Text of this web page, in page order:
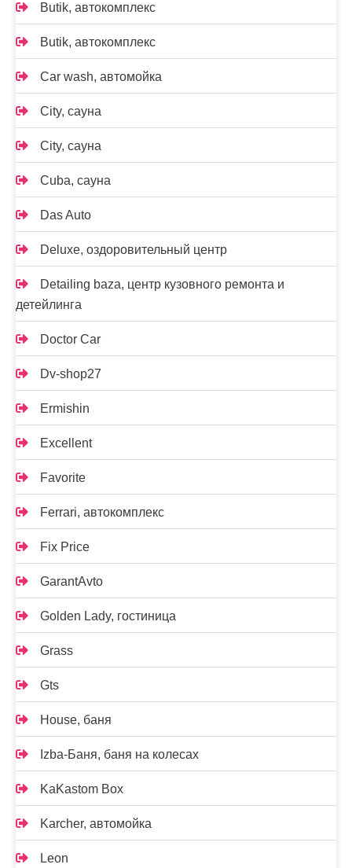
Butik, автокомплекс
Butik, автокомплекс
Car wash, автомойка
City, сауна
City, сауна
Cuba, сауна
Das Auto
Deluxe, оздоровительный центр
Detailing baza, центр кузовного ремонта и
детейлинга
Doctor Car
Dv-shop27
Ermishin
Excellent
Favorite
Ferrari, автокомплекс
Fix Price
GarantAvto
Golden Lady, гостиница
Grass
Gts
House, баня
Izba-Баня, баня на колесах
KaKastom Box
Karcher, автомойка
Leon